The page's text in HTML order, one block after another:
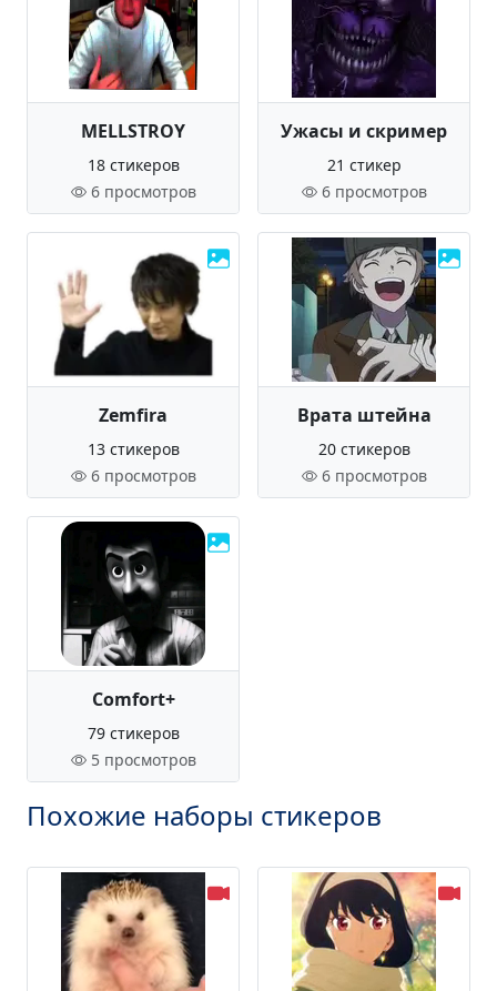
MELLSTROY
18 стикеров
6 просмотров
Ужасы и скример
21 стикер
6 просмотров
Zemfira
13 стикеров
6 просмотров
Врата штейна
20 стикеров
6 просмотров
Comfort+
79 стикеров
5 просмотров
Похожие наборы стикеров